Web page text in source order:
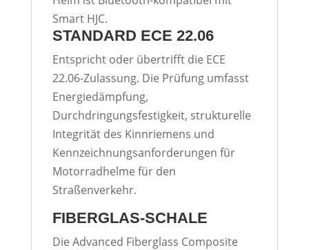
Smart HJC.
STANDARD ECE 22.06
Entspricht oder übertrifft die ECE
22.06-Zulassung. Die Prüfung umfasst
Energiedämpfung,
Durchdringungsfestigkeit, strukturelle
Integrität des Kinnriemens und
Kennzeichnungsanforderungen für
Motorradhelme für den
Straßenverkehr.
FIBERGLAS-SCHALE
Die Advanced Fiberglass Composite